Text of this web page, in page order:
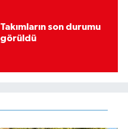
Takımların son durumu
görüldü